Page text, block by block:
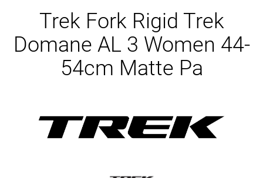
Trek Fork Rigid Trek
Domane AL 3 Women 44-
54cm Matte Pa